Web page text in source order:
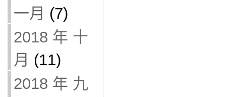
一月 (7)
2018 年 十
月 (11)
2018 年 九